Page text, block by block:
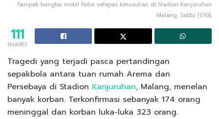
Tampak bangkai mobil Polisi selepas kerusuhan di Stadion Kanjuruhan
Malang, Sabtu (1/10).
111
SHARES
Tragedi yang terjadi pasca pertandingan
sepakbola antara tuan rumah Arema dan
Persebaya di Stadion Kanjuruhan, Malang, menelan
banyak korban. Terkonfirmasi sebanyak 174 orang
meninggal dan korban luka-luka 323 orang.